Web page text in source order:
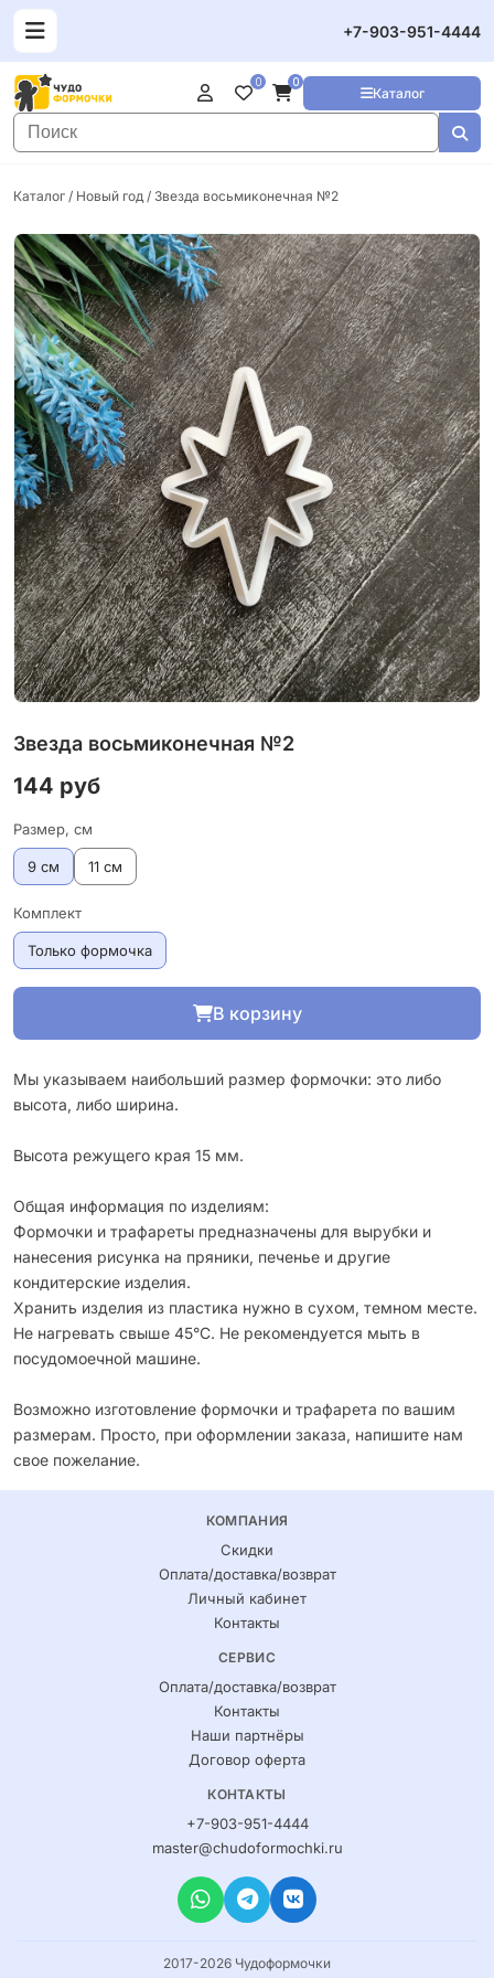
+7-903-951-4444
Каталог
0 0
Каталог / Новый год / Звезда восьмиконечная №2
Звезда восьмиконечная №2
144 руб
Размер, см
9 см 11 см
Комплект
Только формочка
В корзину
Мы указываем наибольший размер формочки: это либо
высота, либо ширина.
Высота режущего края 15 мм.
Общая информация по изделиям:
Формочки и трафареты предназначены для вырубки и
нанесения рисунка на пряники, печенье и другие
кондитерские изделия.
Хранить изделия из пластика нужно в сухом, темном месте.
Не нагревать свыше 45°С. Не рекомендуется мыть в
посудомоечной машине.
Возможно изготовление формочки и трафарета по вашим
размерам. Просто, при оформлении заказа, напишите нам
свое пожелание.
КОМПАНИЯ
Скидки
Оплата/доставка/возврат
Личный кабинет
Контакты
СЕРВИС
Оплата/доставка/возврат
Контакты
Наши партнёры
Договор оферта
КОНТАКТЫ
+7-903-951-4444
master@chudoformochki.ru
2017-2026 Чудоформочки